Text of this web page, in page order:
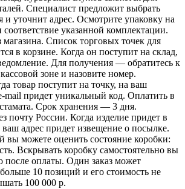
Специалист предложит выбрать
и уточнит адрес. Осмотрите упаковку на
соответствие указанной комплектации.
Список торговых точек для
в корзине. Когда он поступит на склад,
Для получения — обратитесь к
зоне и назовите номер.
товар поступит на точку, на ваш
mail придет уникальный код. Оплатить в
Срок хранения — 3 дня.
почту России. Когда изделие придет в
ваш адрес придет извещение о посылке.
вы можете оценить состояние коробки:
Вскрывать коробку самостоятельно вы
после оплаты. Один заказ может
10 позиций и его стоимость не
100 000 р.